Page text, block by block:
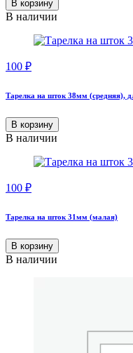
В корзину
В наличии
100 ₽
Тарелка на шток 38мм (средняя),
В корзину
В наличии
100 ₽
Тарелка на шток 31мм (малая)
В корзину
В наличии